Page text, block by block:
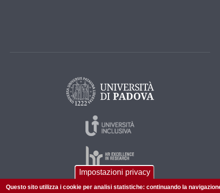
Impostazioni privacy
Questo sito utilizza i cookie per analisi statistiche: continuando la